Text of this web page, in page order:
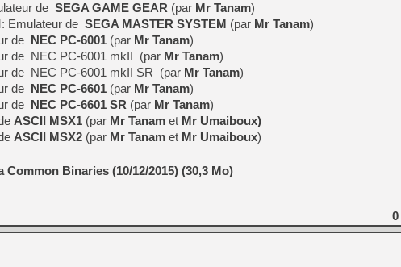
de SEGA GAME GEAR (par Mr Tanam)
Emulateur de SEGA MASTER SYSTEM (par Mr Tanam)
de NEC PC-6001 (par Mr Tanam)
de NEC PC-6001 mkII (par Mr Tanam)
de NEC PC-6001 mkII SR (par Mr Tanam)
de NEC PC-6601 (par Mr Tanam)
de NEC PC-6601 SR (par Mr Tanam)
ASCII MSX1 (par Mr Tanam et Mr Umaiboux)
ASCII MSX2 (par Mr Tanam et Mr Umaiboux)
Common Binaries (10/12/2015) (30,3 Mo)
0